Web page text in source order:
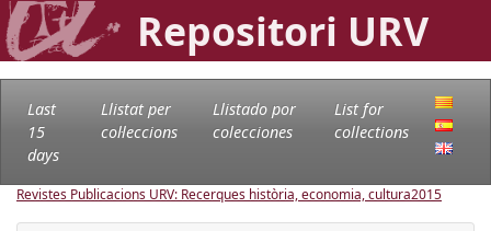
Repositori URV
Last
15
days
Llistat per
col·leccions
Llistado por
colecciones
List for
collections
Revistes Publicacions URV: Recerques història, economia, cultura2015